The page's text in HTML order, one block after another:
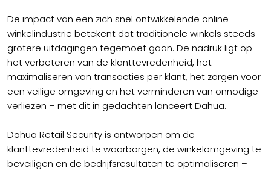
De impact van een zich snel ontwikkelende online
winkelindustrie betekent dat traditionele winkels steeds
grotere uitdagingen tegemoet gaan. De nadruk ligt op
het verbeteren van de klanttevredenheid, het
maximaliseren van transacties per klant, het zorgen voor
een veilige omgeving en het verminderen van onnodige
verliezen – met dit in gedachten lanceert Dahua.
Dahua Retail Security is ontworpen om de
klanttevredenheid te waarborgen, de winkelomgeving te
beveiligen en de bedrijfsresultaten te optimaliseren –